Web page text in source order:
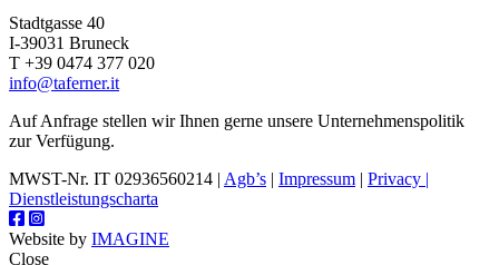
Stadtgasse 40
I-39031 Bruneck
T +39 0474 377 020
info@taferner.it
Auf Anfrage stellen wir Ihnen gerne unsere Unternehmenspolitik
zur Verfügung.
MWST-Nr. IT 02936560214 | Agb’s Impressum
Privacy |
Dienstleistungscharta
Website by IMAGINE
Close